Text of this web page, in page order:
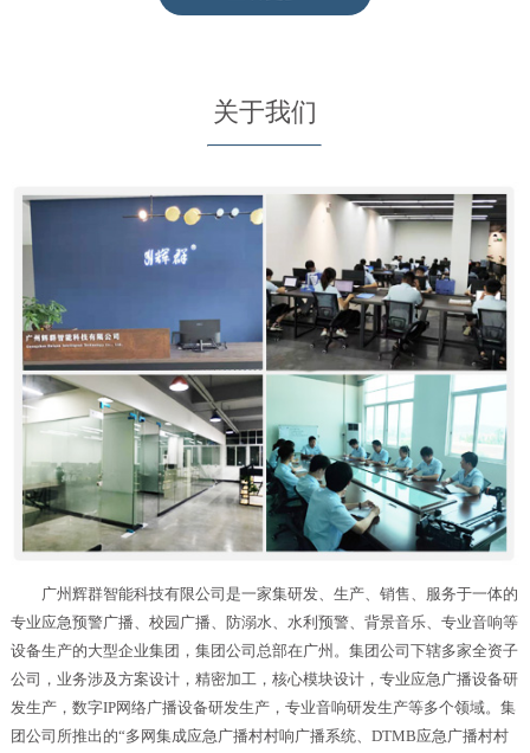
关于我们
广州辉群智能科技有限公司是一家集研发、生产、销售、服务于一体的
专业应急预警广播、校园广播、防溺水、水利预警、背景音乐、专业音响等
设备生产的大型企业集团，集团公司总部在广州。集团公司下辖多家全资子
公司，业务涉及方案设计，精密加工，核心模块设计，专业应急广播设备研
发生产，数字IP网络广播设备研发生产，专业音响研发生产等多个领域。集
团公司所推出的“多网集成应急广播村村响广播系统、DTMB应急广播村村